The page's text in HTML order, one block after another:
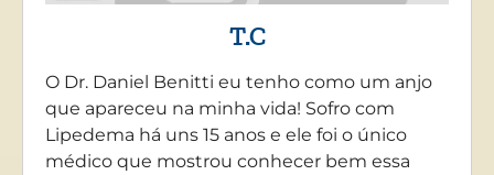
T.C
O Dr. Daniel Benitti eu tenho como um anjo
que apareceu na minha vida! Sofro com
Lipedema há uns 15 anos e ele foi o único
médico que mostrou conhecer bem essa